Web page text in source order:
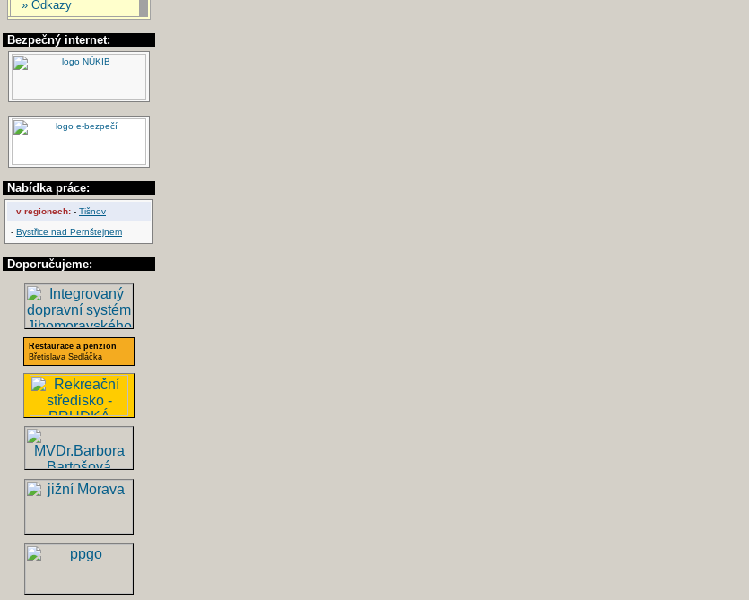
» Odkazy
Bezpečný internet:
Nabídka práce:
v regionech: - Tišnov
- Bystřice nad Pernštejnem
Doporučujeme:
Restaurace a penzion
Břetislava Sedláčka